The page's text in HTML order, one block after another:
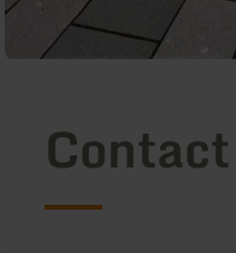
Contact